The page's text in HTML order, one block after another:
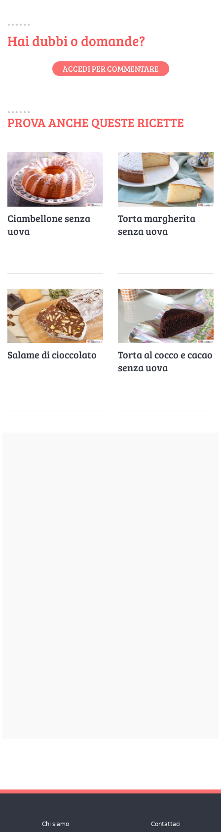
Hai dubbi o domande?
ACCEDI PER COMMENTARE
PROVA ANCHE QUESTE RICETTE
Ciambellone senza
uova
Torta margherita
senza uova
Salame di cioccolato
Torta al cocco e cacao
senza uova
Chi siamo Contattaci